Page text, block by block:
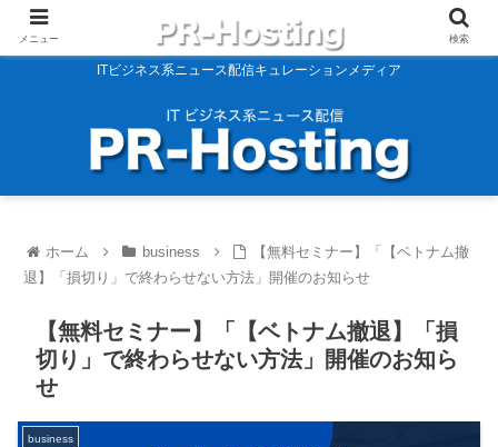
ITビジネス系ニュース配信キュレーションメディア
ホーム business
【無料セミナー】「【ベトナム撤
退】「損切り」で終わらせない方法」開催のお知らせ
【無料セミナー】「【ベトナム撤退】「損
切り」で終わらせない方法」開催のお知ら
せ
business
メニュー 検索